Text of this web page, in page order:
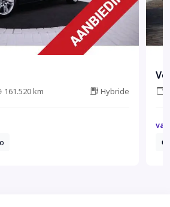
161.520 km Hybride
va.
€